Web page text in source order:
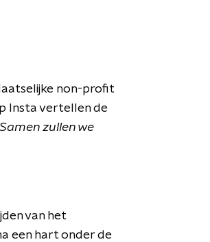
non-profit
Insta vertellen de
zullen we
van het
een hart onder de